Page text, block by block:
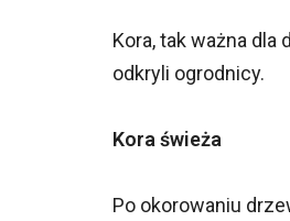
Kora, tak ważna dla
odkryli ogrodnicy.
Kora świeża
Po okorowaniu